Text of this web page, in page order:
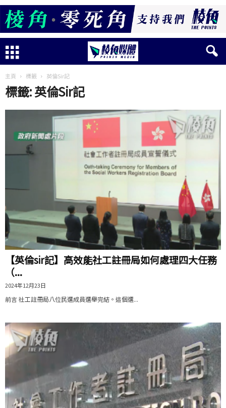
主頁 標籤 英倫Sir記
標籤: 英倫Sir記
【英倫sir記】高效能社工註冊局如何處理四大任務
（...
2024年12月23日
前言 社工註冊局八位民選成員選舉完結。這個選...